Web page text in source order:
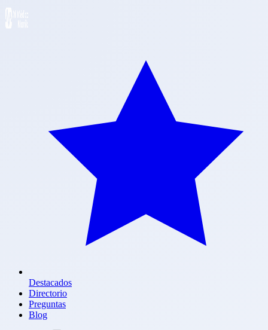
Destacados
Directorio
Preguntas
Blog